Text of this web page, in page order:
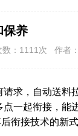
保养
： 1111 次 作者
求，自动送料
一起衔接，
衔接技术的新